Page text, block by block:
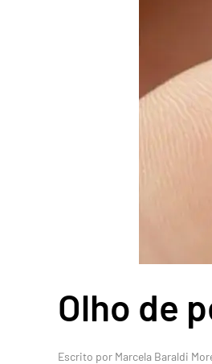
Olho de
Escrito por Marcela Baraldi